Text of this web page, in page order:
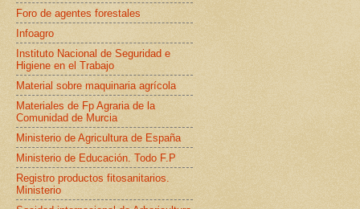
Foro de agentes forestales
Infoagro
Instituto Nacional de Seguridad e
Higiene en el Trabajo
Material sobre maquinaria agrícola
Materiales de Fp Agraria de la
Comunidad de Murcia
Ministerio de Agricultura de España
Ministerio de Educación. Todo F.P
Registro productos fitosanitarios.
Ministerio